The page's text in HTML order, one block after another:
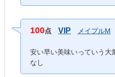
100点 VIP メイプルM
安い早い美味いっていう大
なし